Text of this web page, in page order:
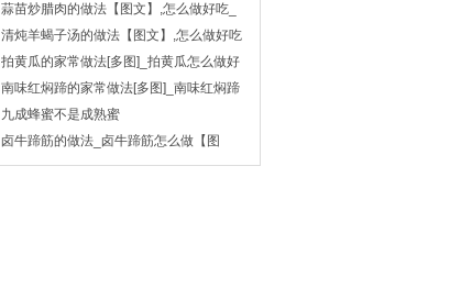
蒜苗炒腊肉的做法【图文】,怎么做好吃_
菜谱_天天美食网
清炖羊蝎子汤的做法【图文】,怎么做好吃
_菜谱_天天美食网
拍黄瓜的家常做法[多图]_拍黄瓜怎么做好
吃-_家常菜谱
南味红焖蹄的家常做法[多图]_南味红焖蹄
怎么做好吃
九成蜂蜜不是成熟蜜
卤牛蹄筋的做法_卤牛蹄筋怎么做【图
文】_卤酱菜菜谱